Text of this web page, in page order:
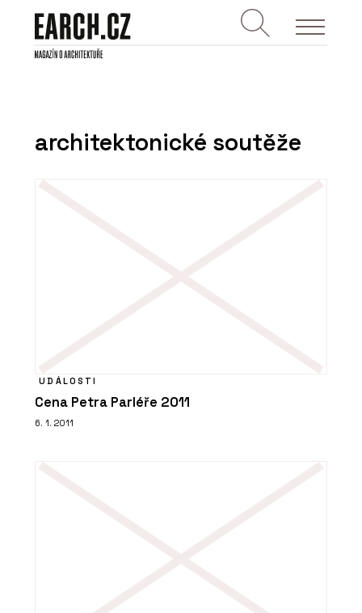
architektonické soutěže
UDÁLOSTI
Cena Petra Parléře 2011
6. 1. 2011